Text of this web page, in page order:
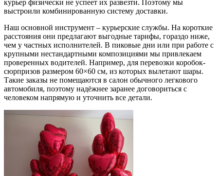
курьер физически не успеет их развезти. Поэтому мы
выстроили комбинированную систему доставки.
Наш основной инструмент – курьерские службы. На короткие
расстояния они предлагают выгодные тарифы, гораздо ниже,
чем у частных исполнителей. В пиковые дни или при работе с
крупными нестандартными композициями мы привлекаем
проверенных водителей. Например, для перевозки коробок-
сюрпризов размером 60×60 см, из которых вылетают шары.
Такие заказы не помещаются в салон обычного легкового
автомобиля, поэтому надёжнее заранее договориться с
человеком напрямую и уточнить все детали.